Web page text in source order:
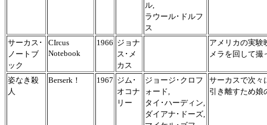
ル,
ラウール･ドルフ
ス
サーカス･
ノートブ
ック
CIrcus
Notebook
1966 ジョナ
ス･メ
カス
アメリカの実験
メラを回して撮
姿なき殺
人
Berserk！ 1967 ジム･
オコナ
リー
ジョージ･クロフ
ォード,
タイ･ハーディン,
ダイアナ･ドーズ,
サーカスで次々
引き離すため娘